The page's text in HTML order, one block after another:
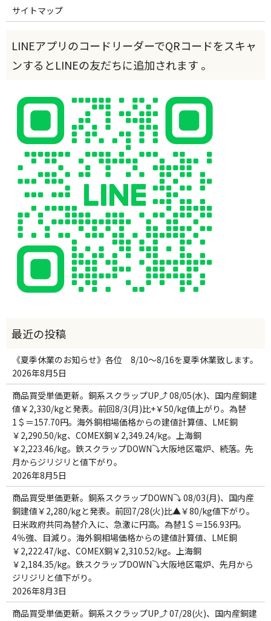
サイトマップ
《夏季休業のお知らせ》各位 8/10～8/16を夏季休業致します。
2026年8月5日
商品買受単価更新。銅系スクラップUP⤴ 08/05(水)、国内産銅建
値￥2,330/kgと発表。前回8/3(月)比+￥50/kg値上がり。為替
1＄＝157.70円。海外銅相場価格からの建値計算値、LME銅
￥2,290.50/kg、COMEX銅￥2,349.24/kg。上海銅
￥2,223.46/kg。鉄スクラップDOWN⤵大阪地区電炉、続落。先
月からジリジリと値下がり。
2026年8月5日
商品買受単価更新。銅系スクラップDOWN⤵ 08/03(月)、国内産
銅建値￥2,280/kgと発表。前回7/28(火)比▲￥80/kg値下がり。
日米政府共同為替介入に、急激に円高。為替1＄＝156.93円。
4％強、目減り。海外銅相場価格からの建値計算値、LME銅
￥2,222.47/kg、COMEX銅￥2,310.52/kg。上海銅
￥2,184.35/kg。鉄スクラップDOWN⤵大阪地区電炉、先月から
ジリジリと値下がり。
2026年8月3日
商品買受単価更新。銅系スクラップUP⤴ 07/28(火)、国内産銅建